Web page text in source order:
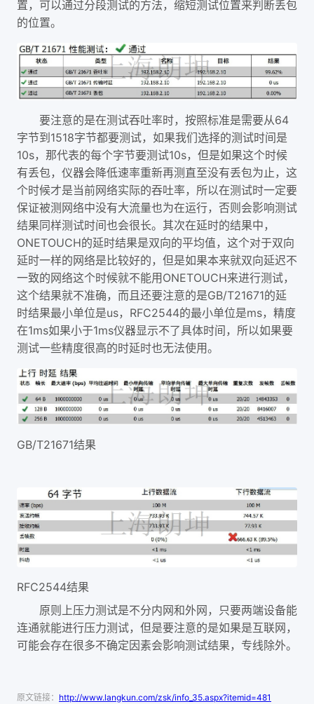
置，可以通过分段测试的方法，缩短测试位置来判断丢包
的位置。
要注意的是在测试吞吐率时，按照标准是需要从64
字节到 1518字节都要测试，如果我们选择的测试时间是
10s，那代表的每个字节要测试10s，但是如果这个时候
有丢包，仪器会降低速率重新再测直至没有丢包为止，这
个时候才是当前网络实际的吞吐率，所以在测试时一定要
保证被测网络中没有大流量也为在运行，否则会影响测试
结果同样测试时间也会很长。其次在延时的结果中，
ONETOUCH的延时结果是双向的平均值，这个对于双向
延时一样的网络是比较好的，但是如果本来就双向延迟不
一致的网络这个时候就不能用 ONETOUCH来进行测试，
这个结果就不准确，而且还要注意的是GB/T21671的延
时结果最小单位是us， RFC2544的最小单位是ms，精度
在1ms如果小于1ms仪器显示不了具体时间，所以如果要
测试一些精度很高的时延时也无法使用。
GB/T21671结果
RFC2544结果
原则上压力测试是不分内网和外网，只要两端设备能
连通就能进行压力测试，但是要注意的是如果是互联网，
可能会存在很多不确定因素会影响测试结果，专线除外。
原文链接： http://www.langkun.com/zsk/info_35.aspx?itemid=481